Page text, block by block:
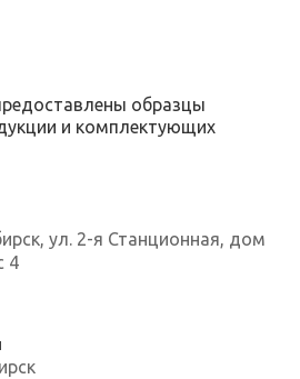
образцы
и комплектующих
ул. 2-я Станционная, дом
4